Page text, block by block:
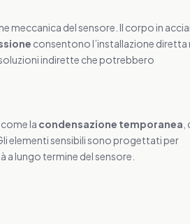
meccanica del sensore. Il corpo in
consentono l’installazione diretta
indirette che potrebbero
la condensazione temporanea
elementi sensibili sono progettati per
lungo termine del sensore.